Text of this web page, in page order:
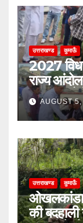
उत्तराखण्ड कुमाऊँ
2027
राज्य
दूरस्थ
आशीर्वाद
AUGUST
उत्तराखण्ड कुमाऊँ
ओखलकांडा
की